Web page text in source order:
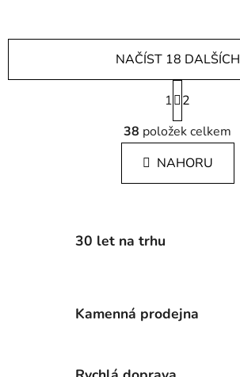
O
v
l
á
d
k
y
NAČÍST 18 DALŠÍCH
S
t
r
á
n
k
1
2
38 položek celkem
NAHORU
30 let na trhu
Kamenná prodejna